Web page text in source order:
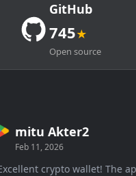
GitHub
745★
Open source
Akter2
Feb 11, 2026
crypto wallet! The app is